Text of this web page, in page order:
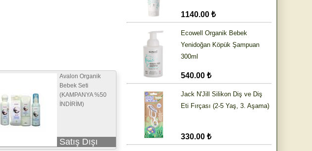
Avalon Organik
Bebek Seti
(KAMPANYA %50
İNDİRİM)
Satış Dışı
1140.00 ₺
Ecowell Organik Bebek
Yenidoğan Köpük Şampuan
300ml
540.00 ₺
Jack N'Jill Silikon Diş ve Diş
Eti Fırçası (2-5 Yaş, 3. Aşama)
330.00 ₺